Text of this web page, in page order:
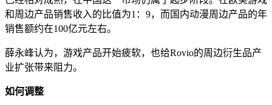
和周边产品销售收入的比值为1：9，而国内动漫周边产品的年
销售额约在100亿元左右。
薛永峰认为，游戏产品开始疲软，也给Rovio的周边衍生品产
业扩张带来阻力。
如何调整